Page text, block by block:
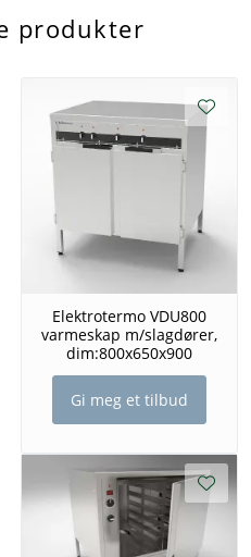
produkter
Elektrotermo VDU800
varmeskap m/slagdører,
dim:800x650x900
Gi meg et tilbud